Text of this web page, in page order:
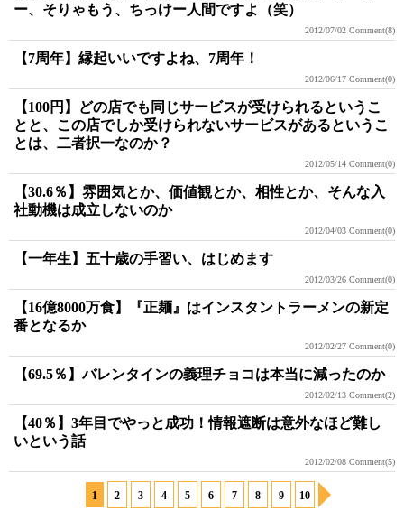
ー、そりゃもう、ちっけー人間ですよ（笑）
2012/07/02 Comment(8)
【7周年】縁起いいですよね、7周年！
2012/06/17 Comment(0)
【100円】どの店でも同じサービスが受けられるというこ
とと、この店でしか受けられないサービスがあるというこ
とは、二者択一なのか？
2012/05/14 Comment(0)
【30.6％】雰囲気とか、価値観とか、相性とか、そんな入
社動機は成立しないのか
2012/04/03 Comment(0)
【一年生】五十歳の手習い、はじめます
2012/03/26 Comment(0)
【16億8000万食】『正麺』はインスタントラーメンの新定
番となるか
2012/02/27 Comment(0)
【69.5％】バレンタインの義理チョコは本当に減ったのか
2012/02/13 Comment(2)
【40％】3年目でやっと成功！情報遮断は意外なほど難し
いという話
2012/02/08 Comment(5)
1 2 3 4 5 6 7 8 9 10